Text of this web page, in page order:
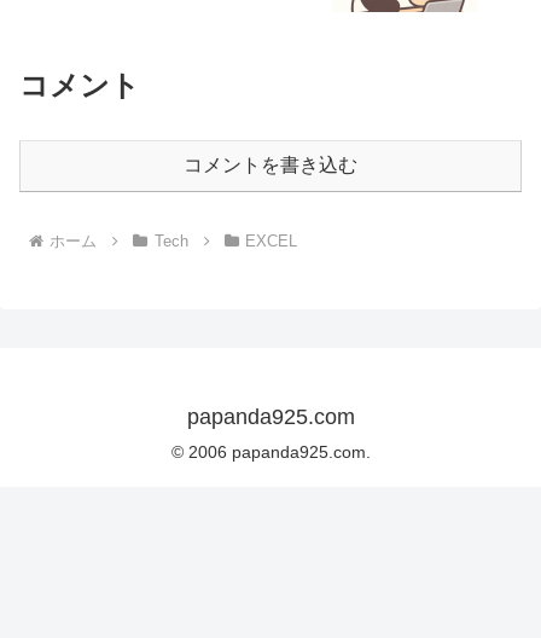
コメント
コメントを書き込む
ホーム Tech EXCEL
papanda925.com
© 2006 papanda925.com.